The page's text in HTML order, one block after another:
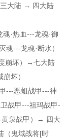
大陆 → 四大陆
·热血---龙魂·御
魂---龙魂·断水）
崩坏）→七大陆
坏）
---恶蛆战甲---神
战甲---祖玛战甲-
泉战甲）→ 四大
（鬼域战将[时